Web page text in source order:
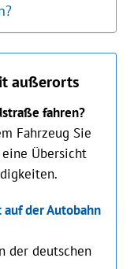
außerorts
fahren?
Fahrzeug Sie
Übersicht
der Autobahn
der deutschen